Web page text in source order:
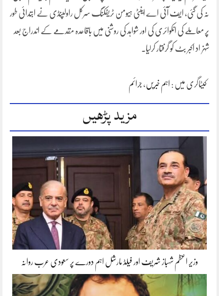
نہ کی گئی، ایف آئی اے اینٹی ہیومن ٹریفکنگ سرکل راولپنڈی نے ابتدائی طور
پر معاملے کی انکوائری کی اور شواہد کی روشنی میں باقاعدہ مقدمے کے اندراج بعد
شہزاد اکبر بٹ کو گرفتار کرلیا۔
کیٹاگری میں : اہم خبریں ، جرائم
مزید پڑھیں
وزیر اعظم شہباز شریف اور فیلڈ مارشل اہم دورے پر سعودی عرب روانہ